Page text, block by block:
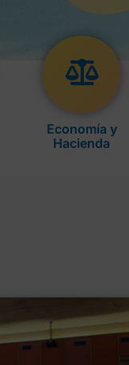
Economía y
Hacienda